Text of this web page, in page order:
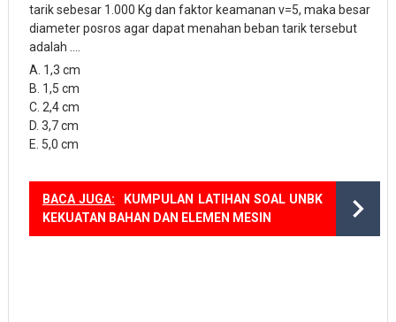
tarik sebesar 1.000 Kg dan faktor keamanan v=5, maka besar
diameter posros agar dapat menahan beban tarik tersebut
adalah ....
A. 1,3 cm
B. 1,5 cm
C. 2,4 cm
D. 3,7 cm
E. 5,0 cm
BACA JUGA:
KUMPULAN LATIHAN SOAL UNBK
KEKUATAN BAHAN DAN ELEMEN MESIN